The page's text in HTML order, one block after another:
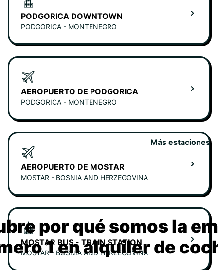
PODGORICA DOWNTOWN
PODGORICA - MONTENEGRO
AEROPUERTO DE PODGORICA
PODGORICA - MONTENEGRO
AEROPUERTO DE MOSTAR
MOSTAR - BOSNIA AND HERZEGOVINA
MOSTAR BUS - TRAIN STATION
MOSTAR - BOSNIA AND HERZEGOVINA
Más estaciones
por qué somos la
1 en alquiler de